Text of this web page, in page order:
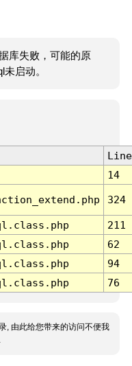
库失败，可能的原
启动。
Line
14
324
211
62
94
76
, 由此给您带来的访问不便我